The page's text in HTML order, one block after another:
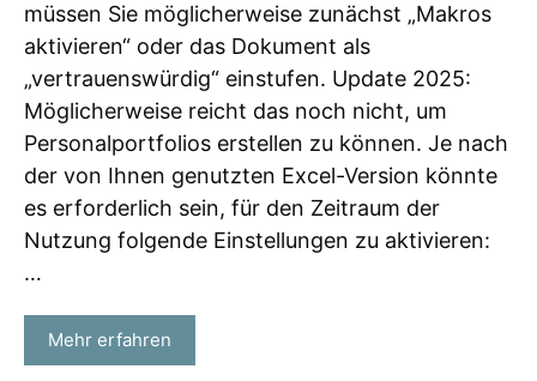
müssen Sie möglicherweise zunächst „Makros
aktivieren“ oder das Dokument als
„vertrauenswürdig“ einstufen. Update 2025:
Möglicherweise reicht das noch nicht, um
Personalportfolios erstellen zu können. Je nach
der von Ihnen genutzten Excel-Version könnte
es erforderlich sein, für den Zeitraum der
Nutzung folgende Einstellungen zu aktivieren:
…
Mehr erfahren